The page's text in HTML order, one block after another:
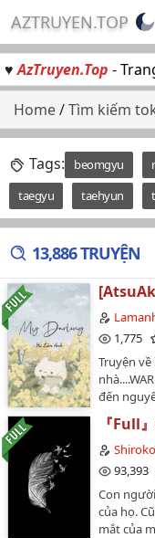
AZTRUYEN.TOP
♥AzTruyen.Top -
Home/Tìm kiếm
Tags: beomgyu
taegyu
taehyun
13,886 TRUYỆN
1,775
Truyện
đến
『Full
93,393
Con
của họ.
mắt của